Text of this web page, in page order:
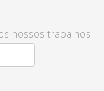
nossos trabalhos